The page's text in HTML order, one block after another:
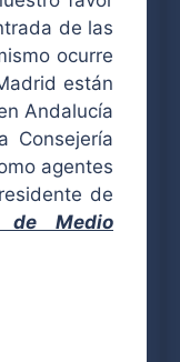
de las
ocurre
están
Andalucía
Consejería
agentes
de
de Medio